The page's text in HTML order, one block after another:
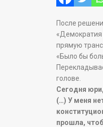
После
«Демократия
прямую
«Было бы
голове.
Сегодня
(…) У меня
прошла,